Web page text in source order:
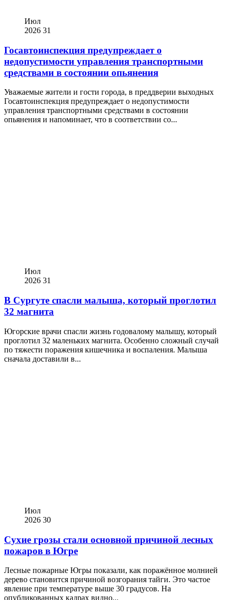
Июл
2026 31
Госавтоинспекция предупреждает о
недопустимости управления транспортными
средствами в состоянии опьянения
Уважаемые жители и гости города, в преддверии выходных
Госавтоинспекция предупреждает о недопустимости
управления транспортными средствами в состоянии
опьянения и напоминает, что в соответствии со...
Июл
2026 31
В Сургуте спасли малыша, который проглотил
32 магнита
Югорские врачи спасли жизнь годовалому малышу, который
проглотил 32 маленьких магнита. Особенно сложный случай
по тяжести поражения кишечника и воспаления. Малыша
сначала доставили в...
Июл
2026 30
Сухие грозы стали основной причиной лесных
пожаров в Югре
Лесные пожарные Югры показали, как поражённое молнией
дерево становится причиной возгорания тайги. Это частое
явление при температуре выше 30 градусов. На
опубликованных кадрах видно...